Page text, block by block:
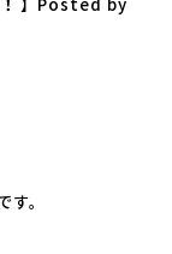
】Posted by
。